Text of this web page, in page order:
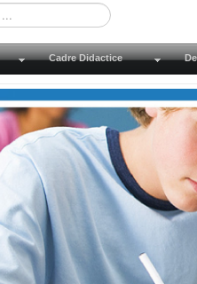
Cadre Didactice